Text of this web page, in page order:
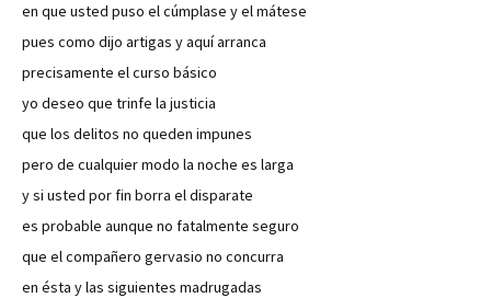
en que usted puso el cúmplase y el mátese
pues como dijo artigas y aquí arranca
precisamente el curso básico
yo deseo que trinfe la justicia
que los delitos no queden impunes
pero de cualquier modo la noche es larga
y si usted por fin borra el disparate
es probable aunque no fatalmente seguro
que el compañero gervasio no concurra
en ésta y las siguientes madrugadas